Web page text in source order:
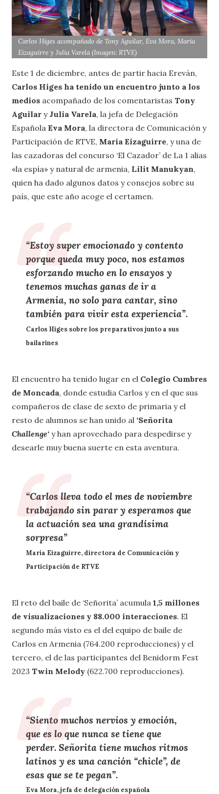
Carlos Higes acompañado de Tony Aguilar, Eva Mora, María
Eizaguirre y Julia Varela (Imagen: RTVE)
Este 1 de diciembre, antes de partir hacia Ereván,
Carlos Higes ha tenido un encuentro junto a los
medios acompañado de los comentaristas Tony
Aguilar y Julia Varela, la jefa de Delegación
Española Eva Mora, la directora de Comunicación y
Participación de RTVE, María Eizaguirre, y una de
las cazadoras del concurso ‘El Cazador’ de La 1 alias
«la espía» y natural de armenia, Lilit Manukyan,
quien ha dado algunos datos y consejos sobre su
país, que este año acoge el certamen.
“Estoy super emocionado y contento
porque queda muy poco, nos estamos
esforzando mucho en lo ensayos y
tenemos muchas ganas de ir a
Armenia, no solo para cantar, sino
también para vivir esta experiencia”.
Carlos Higessobre los preparativos junto a sus
bailarines
El encuentro ha tenido lugar en el Colegio Cumbres
de Moncada, donde estudia Carlos y en el que sus
compañeros de clase de sexto de primaria y el
resto de alumnos se han unido al ‘Señorita
Challenge‘ y han aprovechado para despedirse y
desearle muy buena suerte en esta aventura.
“Carlos lleva todo el mes de noviembre
trabajando sin parar y esperamos que
la actuación sea una grandísima
sorpresa”
María Eizaguirre, directora de Comunicación y
Participación de RTVE
El reto del baile de ‘Señorita’ acumula 1,5 millones
de visualizaciones y 88.000 interacciones. El
segundo más visto es el del equipo de baile de
Carlos en Armenia (764.200 reproducciones) y el
tercero, el de las participantes del Benidorm Fest
2023 Twin Melody (622.700 reproducciones).
“Siento muchos nervios y emoción,
que es lo que nunca se tiene que
perder. Señorita tiene muchos ritmos
latinos y es una canción “chicle”, de
esas que se te pegan”.
Eva Mora, jefa de delegación española